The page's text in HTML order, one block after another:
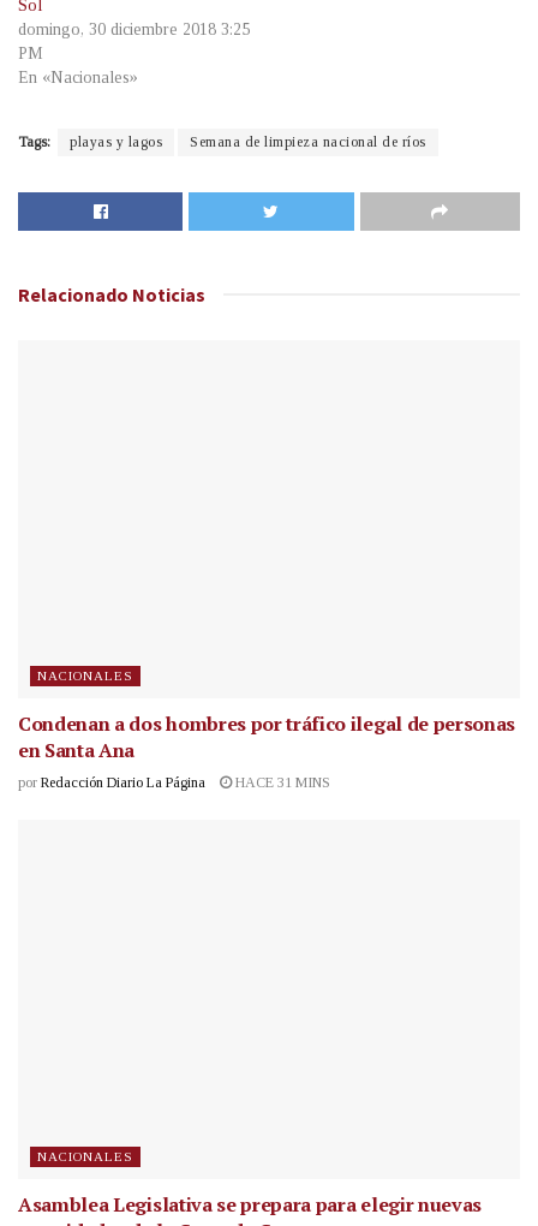
Sol
domingo, 30 diciembre 2018 3:25
PM
En «Nacionales»
Tags: playas y lagos Semana de limpieza nacional de ríos
Relacionado Noticias
NACIONALES
Condenan a dos hombres por tráfico ilegal de personas
en Santa Ana
por Redacción Diario La Página HACE 31 MINS
NACIONALES
Asamblea Legislativa se prepara para elegir nuevas